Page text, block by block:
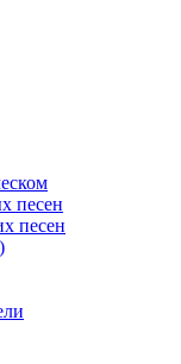
песен
песен